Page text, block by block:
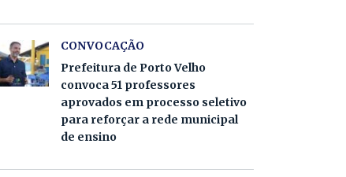
CONVOCAÇÃO
Prefeitura de Porto Velho
convoca 51 professores
aprovados em processo seletivo
para reforçar a rede municipal
de ensino